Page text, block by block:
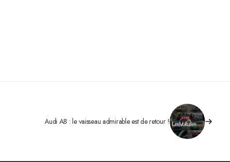
Audi A8 : le vaisseau admirable est de retour !